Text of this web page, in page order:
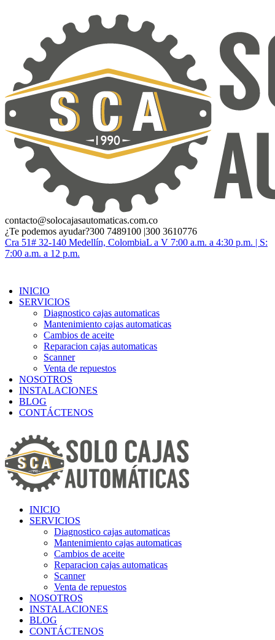
contacto@solocajasautomaticas.com.co
¿Te podemos ayudar?300 7489100 |300 3610776
Cra 51# 32-140 Medellín, ColombiaL a V 7:00 a.m. a 4:30 p.m. | S:
7:00 a.m. a 12 p.m.
INICIO
SERVICIOS
Diagnostico cajas automaticas
Mantenimiento cajas automaticas
Cambios de aceite
Reparacion cajas automaticas
Scanner
Venta de repuestos
NOSOTROS
INSTALACIONES
BLOG
CONTÁCTENOS
INICIO
SERVICIOS
Diagnostico cajas automaticas
Mantenimiento cajas automaticas
Cambios de aceite
Reparacion cajas automaticas
Scanner
Venta de repuestos
NOSOTROS
INSTALACIONES
BLOG
CONTÁCTENOS